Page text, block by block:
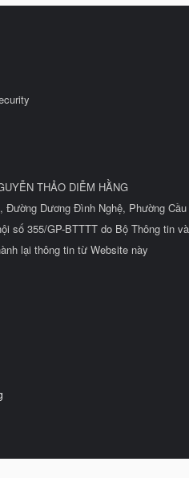
THẢO DIỄM HẰNG
Đường Dương Đình Nghệ, Phường
số 355/GP-BTTTT do Bộ Thông tin
lại thông tin từ Website này